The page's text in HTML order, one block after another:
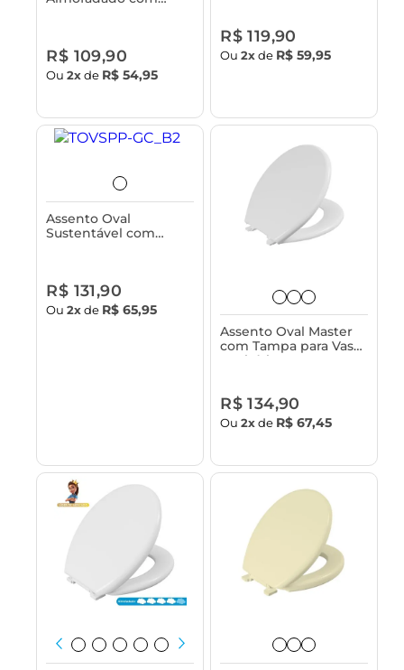
R$ 109,90
Ou2xde R$ 54,95
R$ 119,90
Ou2xde R$ 59,95
Assento Oval
Sustentável com
R$ 131,90
Ou2xde R$ 65,95
Assento Oval Master
com Tampa para Vaso
Sanitário Astra -
R$ 134,90
Ou2xde R$ 67,45